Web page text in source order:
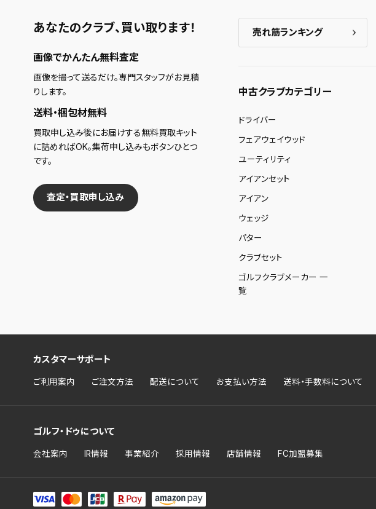
あなたのクラブ、 買い取ります！
画像でかんたん無料査定
画像を撮って送るだけ。専門スタッフがお見積
りします。
送料・梱包材無料
買取申し込み後にお届けする無料買取キット
に詰めればOK。集荷申し込みもボタンひとつ
です。
査定・買取申し込み
売れ筋ランキング
中古クラブカテゴリー
ドライバー
フェアウェイウッド
ユーティリティ
アイアンセット
アイアン
ウェッジ
パター
クラブセット
ゴルフクラブメーカー 一
覧
カスタマーサポート
ご利用案内 ご注文方法 配送について お支払い方法 送料・手数料について
ゴルフ・ドゥについて
会社案内 IR情報 事業紹介 採用情報 店舗情報 FC加盟募集